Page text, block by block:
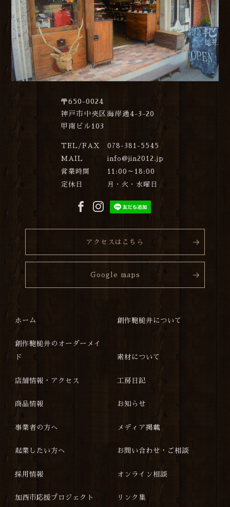
〒650-0024
神戸市中央区海岸通4-3-20
甲南ビル103
TEL/FAX
078-381-5545
MAIL
info@jin2012.jp
営業時間
11:00～18:00
定休日
月・火・水曜日
アクセスはこちら
Google maps
ホーム 創作鞄槌井について
創作鞄槌井のオーダーメイ
ド
素材について
店舗情報・アクセス 工房日記
商品情報 お知らせ
事業者の方へ メディア掲載
起業したい方へ お問い合わせ・ご相談
採用情報 オンライン相談
加西市応援プロジェクト リンク集